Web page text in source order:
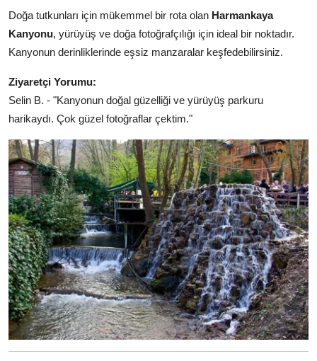
Doğa tutkunları için mükemmel bir rota olan Harmankaya
Kanyonu, yürüyüş ve doğa fotoğrafçılığı için ideal bir noktadır.
Kanyonun derinliklerinde eşsiz manzaralar keşfedebilirsiniz.
Ziyaretçi Yorumu:
Selin B. - "Kanyonun doğal güzelliği ve yürüyüş parkuru
harikaydı. Çok güzel fotoğraflar çektim."